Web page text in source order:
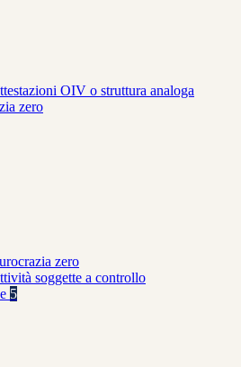
OIV o struttura analoga
zero
zero
soggette a controllo
5